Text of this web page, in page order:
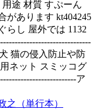
途 材質 すぷーん
があります kt404245
らし 屋外では 1132
猫の侵入防止や防
ネット スミッコグ
ア
之（単行本）